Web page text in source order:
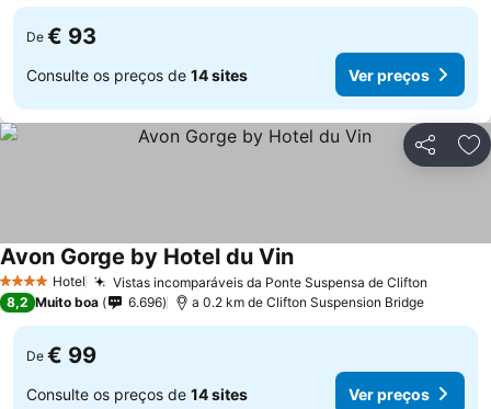
De € 93
Consulte os preços de 14 sites Ver preços
Partilhar
4 EstrelasHotel Vistas incomparáveis da Ponte Suspensa de Clifton
Avon Gorge by Hotel du Vin
8,2 Muito boa 6.696 a 0.2 km de Clifton Suspension Bridge
De € 99
Consulte os preços de 14 sites Ver preços